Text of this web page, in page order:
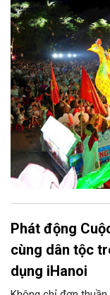
vị và 25 tổ dân phố
sẵn sàng mang đến
thu quy mô, đặc sắc
Phát động
cùng dân tộc
dụng iHanoi